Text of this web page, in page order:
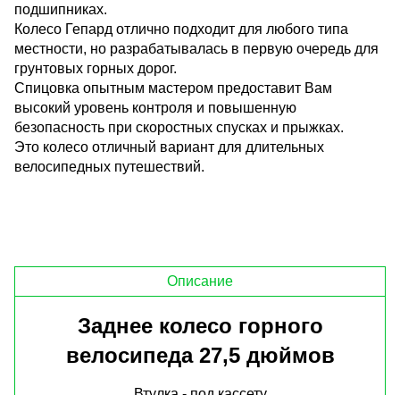
подшипниках.
Колесо Гепард отлично подходит для любого типа
местности, но разрабатывалась в первую очередь для
грунтовых горных дорог.
Спицовка опытным мастером предоставит Вам
высокий уровень контроля и повышенную
безопасность при скоростных спусках и прыжках.
Это колесо отличный вариант для длительных
велосипедных путешествий.
Описание
Заднее колесо горного
велосипеда 27,5 дюймов